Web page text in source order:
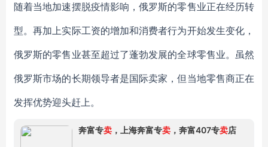
随着当地加速摆脱疫情影响 ，俄罗斯的零售业正在经历转
型。再加上实际工资的增加和消费者行为开始发生变化，
俄罗斯的零售业甚至超过了蓬勃发展的全球零售业。虽然
俄罗斯市场的长期领导者是国际卖家 ，但 当地零售商正在
发挥优势迎头赶上。
奔富专卖 ，上海奔富专卖 ，奔富407专卖店